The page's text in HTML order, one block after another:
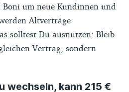
um neue Kundinnen und
Altverträge
solltest Du ausnutzen: Bleib
Vertrag, sondern
wechseln, kann 215 €